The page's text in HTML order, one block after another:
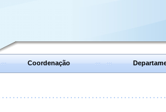
Coordenação